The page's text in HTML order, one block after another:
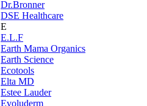
Dr.Bronner
DSE Healthcare
E
E.L.F
Earth Mama Organics
Earth Science
Ecotools
Elta MD
Estee Lauder
Evoluderm